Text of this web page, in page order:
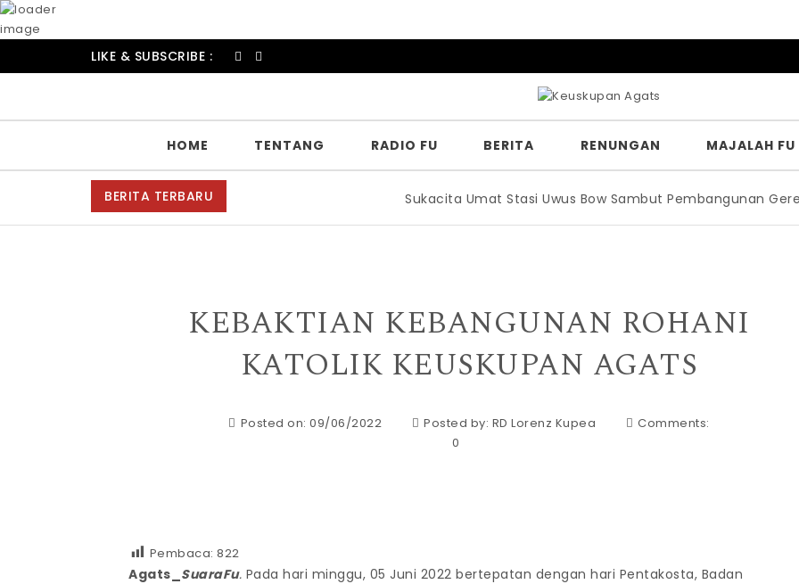
LIKE & SUBSCRIBE :
HOME TENTANG RADIO FU BERITA RENUNGAN MAJALAH FU
BERITA TERBARU Sukacita Umat Stasi Uwus Bow Sambut Pembangunan Gereja
KEBAKTIAN KEBANGUNAN ROHANI
KATOLIK KEUSKUPAN AGATS
Posted on: 09/06/2022 Posted by: RD Lorenz Kupea
Comments:
0
Pembaca: 822
Agats_ SuaraFu. Pada hari minggu, 05 Juni 2022 bertepatan dengan hari Pentakosta, Badan